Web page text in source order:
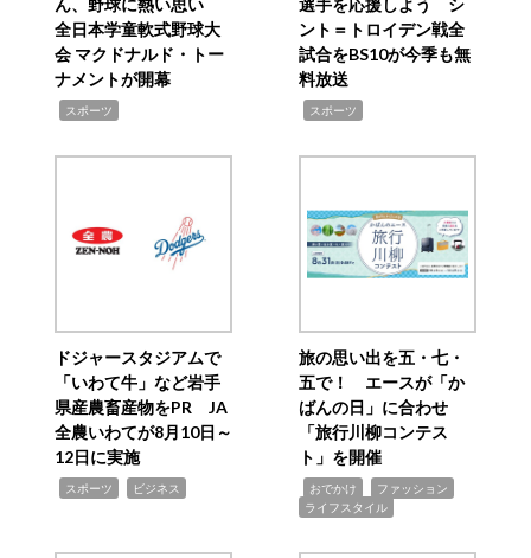
全日本学童軟式野球大
会 マクドナルド・トー
ナメントが開幕
スポーツ
ント＝トロイデン戦全
試合をBS10が今季も無
料放送
スポーツ
ドジャースタジアムで
「いわて牛」など岩手
県産農畜産物をPR JA
全農いわてが8月10日～
12日に実施
スポーツ ビジネス
旅の思い出を五・七・
五で！ エースが「か
ばんの日」に合わせ
「旅行川柳コンテス
ト」を開催
おでかけ ファッション
ライフスタイル